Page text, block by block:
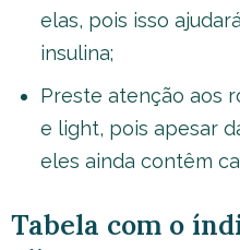
elas, pois isso
insulina;
Preste atenção aos
e light, pois apesar
eles ainda contêm
Tabela com o